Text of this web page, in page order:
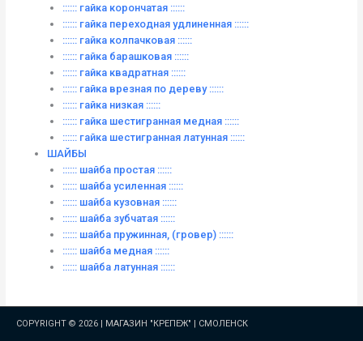
:::::: гайка корончатая ::::::
:::::: гайка переходная удлиненная ::::::
:::::: гайка колпачковая ::::::
:::::: гайка барашковая ::::::
:::::: гайка квадратная ::::::
:::::: гайка врезная по дереву ::::::
:::::: гайка низкая ::::::
:::::: гайка шестигранная медная ::::::
:::::: гайка шестигранная латунная ::::::
ШАЙБЫ
:::::: шайба простая ::::::
:::::: шайба усиленная ::::::
:::::: шайба кузовная ::::::
:::::: шайба зубчатая ::::::
:::::: шайба пружинная, (гровер) ::::::
:::::: шайба медная ::::::
:::::: шайба латунная ::::::
COPYRIGHT © 2026 | МАГАЗИН "КРЕПЕЖ" | СМОЛЕНСК